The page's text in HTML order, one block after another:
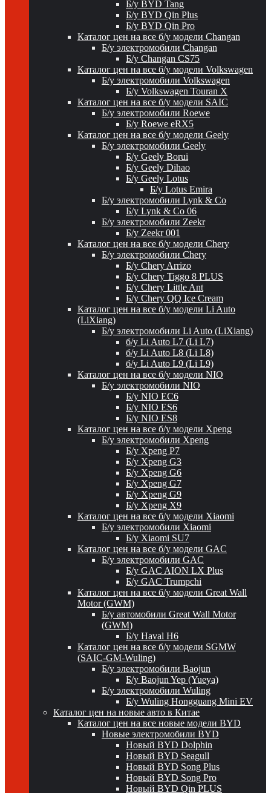
Б/у BYD Tang
Б/у BYD Qin Plus
Б/у BYD Qin Pro
Каталог цен на все б/у модели Changan
Б/у электромобили Changan
Б/у Changan CS75
Каталог цен на все б/у модели Volkswagen
Б/у электромобили Volkswagen
Б/у Volkswagen Touran X
Каталог цен на все б/у модели SAIC
Б/у электромобили Roewe
Б/у Roewe eRX5
Каталог цен на все б/у модели Geely
Б/у электромобили Geely
Б/у Geely Borui
Б/у Geely Dihao
Б/у Geely Lotus
Б/у Lotus Emira
Б/у электромобили Lynk & Co
Б/у Lynk & Co 06
Б/у электромобили Zeekr
Б/у Zeekr 001
Каталог цен на все б/у модели Chery
Б/у электромобили Chery
Б/у Chery Arrizo
Б/у Chery Tiggo 8 PLUS
Б/у Chery Little Ant
Б/у Chery QQ Ice Cream
Каталог цен на все б/у модели Li Auto
(LiXiang)
Б/у электромобили Li Auto (LiXiang)
б/у Li Auto L7 (Li L7)
б/у Li Auto L8 (Li L8)
б/у Li Auto L9 (Li L9)
Каталог цен на все б/у модели NIO
Б/у электромобили NIO
Б/у NIO EC6
Б/у NIO ES6
Б/у NIO ES8
Каталог цен на все б/у модели Xpeng
Б/у электромобили Xpeng
Б/у Xpeng P7
Б/у Xpeng G3
Б/у Xpeng G6
Б/у Xpeng G7
Б/у Xpeng G9
Б/у Xpeng X9
Каталог цен на все б/у модели Xiaomi
Б/у электромобили Xiaomi
Б/у Xiaomi SU7
Каталог цен на все б/у модели GAC
Б/у электромобили GAC
Б/у GAC AION LX Plus
Б/у GAC Trumpchi
Каталог цен на все б/у модели Great Wall
Motor (GWM)
Б/у автомобили Great Wall Motor
(GWM)
Б/у Haval H6
Каталог цен на все б/у модели SGMW
(SAIC-GM-Wuling)
Б/у электромобили Baojun
Б/у Baojun Yep (Yueya)
Б/у электромобили Wuling
Б/у Wuling Hongguang Mini EV
Каталог цен на новые авто в Китае
Каталог цен на все новые модели BYD
Новые электромобили BYD
Новый BYD Dolphin
Новый BYD Seagull
Новый BYD Song Plus
Новый BYD Song Pro
Новый BYD Qin PLUS